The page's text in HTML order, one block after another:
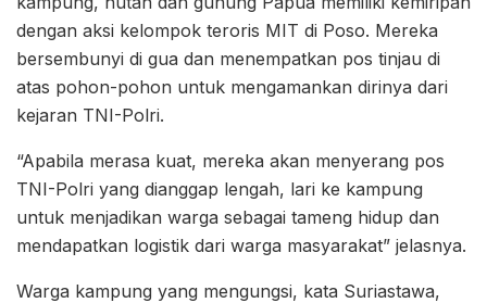
dengan aksi kelompok teroris MIT di Poso. Mereka
bersembunyi di gua dan menempatkan pos tinjau di
atas pohon-pohon untuk mengamankan dirinya dari
kejaran TNI-Polri.
“Apabila merasa kuat, mereka akan menyerang pos
TNI-Polri yang dianggap lengah, lari ke kampung
untuk menjadikan warga sebagai tameng hidup dan
mendapatkan logistik dari warga masyarakat” jelasnya.
Warga kampung yang mengungsi, kata Suriastawa,